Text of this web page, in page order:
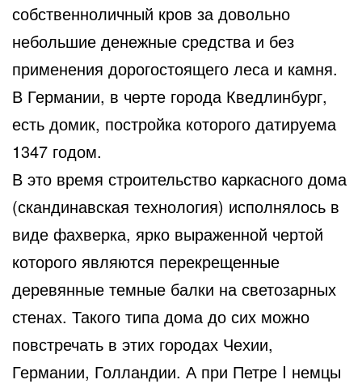
собственноличный кров за довольно
небольшие денежные средства и без
применения дорогостоящего леса и камня.
В Германии, в черте города Кведлинбург,
есть домик, постройка которого датируема
1347 годом.
В это время строительство каркасного дома
(скандинавская технология) исполнялось в
виде фахверка, ярко выраженной чертой
которого являются перекрещенные
деревянные темные балки на светозарных
стенах. Такого типа дома до сих можно
повстречать в этих городах Чехии,
Германии, Голландии. А при Петре I немцы